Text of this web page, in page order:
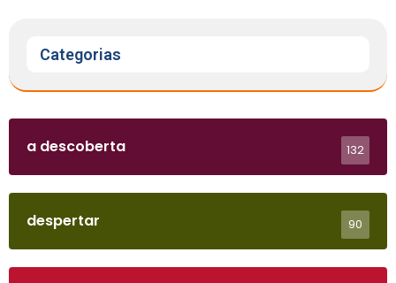
Categorias
a descoberta 132
despertar 90